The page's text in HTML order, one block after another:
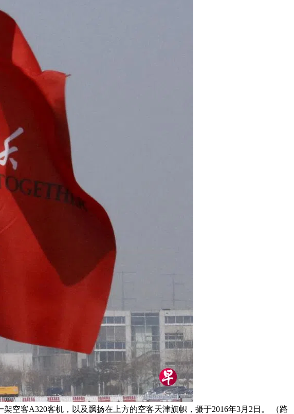
空客A320客机，以及飘扬在上方的空客天津旗帜，摄于2016年3月2日。 （路